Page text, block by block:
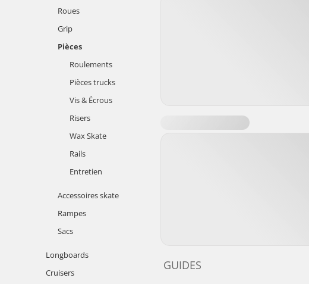
Roues
Grip
Pièces
Roulements
Pièces trucks
Vis & Écrous
Risers
Wax Skate
Rails
Entretien
Accessoires skate
Rampes
Sacs
Longboards
Cruisers
GUIDES